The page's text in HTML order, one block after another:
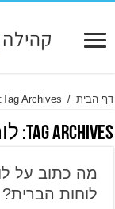
דף הבית / Tag Archives: לוחות הברית
Tag Archives:
מה כתוב על
לוחות הברית?